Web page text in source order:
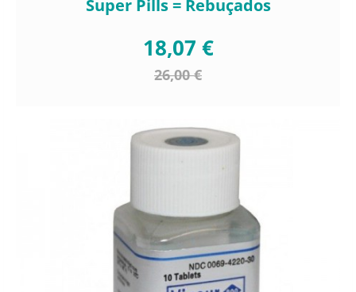
Super Pills = Rebuçados
18,07 €
26,00 €